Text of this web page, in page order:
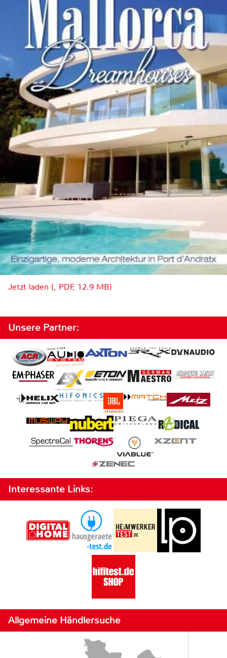
Jetzt laden (, PDF, 12.9 MB)
Unsere Partner:
Interessante Links:
Allgemeine Händlersuche